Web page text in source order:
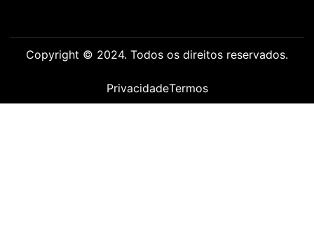
Copyright © 2024. Todos os direitos reservados.
PrivacidadeTermos